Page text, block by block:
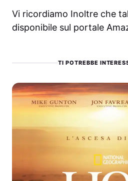
Vi ricordiamo Inoltre che
disponibile sul portale
TI POTREBBE